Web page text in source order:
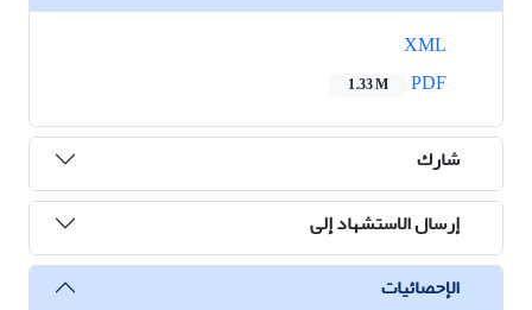
1.33 M
شارك
إرسال الاستشهاد إلى
الإحصائيات